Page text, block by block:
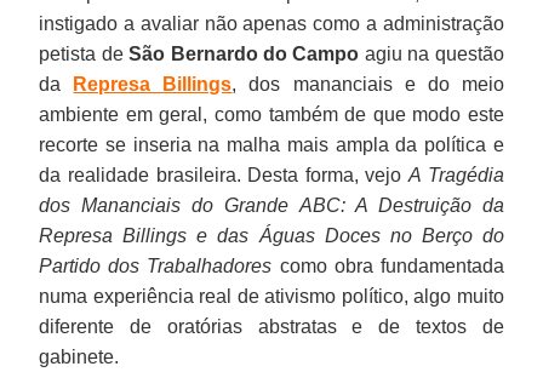
instigado a avaliar não apenas como a administração
petista deSão Bernardo do Campo agiu na questão
da
Represa Billings, dos mananciais e do meio
ambiente em geral, como também de que modo este
recorte se inseria na malha mais ampla da política e
da realidade brasileira. Desta forma, vejo A Tragédia
dos Mananciais do Grande ABC: A Destruição da
Represa Billings e das Águas Doces no Berço do
Partido dos Trabalhadores como obra fundamentada
numa experiência real de ativismo político, algo muito
diferente de oratórias abstratas e de textos de
gabinete.